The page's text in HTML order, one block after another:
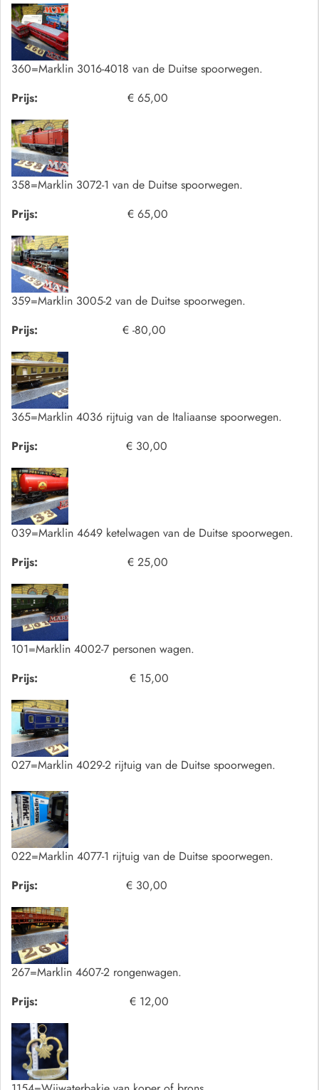
360=Marklin 3016-4018 van de Duitse spoorwegen.
Prijs:
€ 65,00
358=Marklin 3072-1 van de Duitse spoorwegen.
Prijs:
€ 65,00
359=Marklin 3005-2 van de Duitse spoorwegen.
Prijs:
€ -80,00
365=Marklin 4036 rijtuig van de Italiaanse spoorwegen.
Prijs:
€ 30,00
039=Marklin 4649 ketelwagen van de Duitse spoorwegen.
Prijs:
€ 25,00
101=Marklin 4002-7 personen wagen.
Prijs:
€ 15,00
027=Marklin 4029-2 rijtuig van de Duitse spoorwegen.
022=Marklin 4077-1 rijtuig van de Duitse spoorwegen.
Prijs:
€ 30,00
267=Marklin 4607-2 rongenwagen.
Prijs:
€ 12,00